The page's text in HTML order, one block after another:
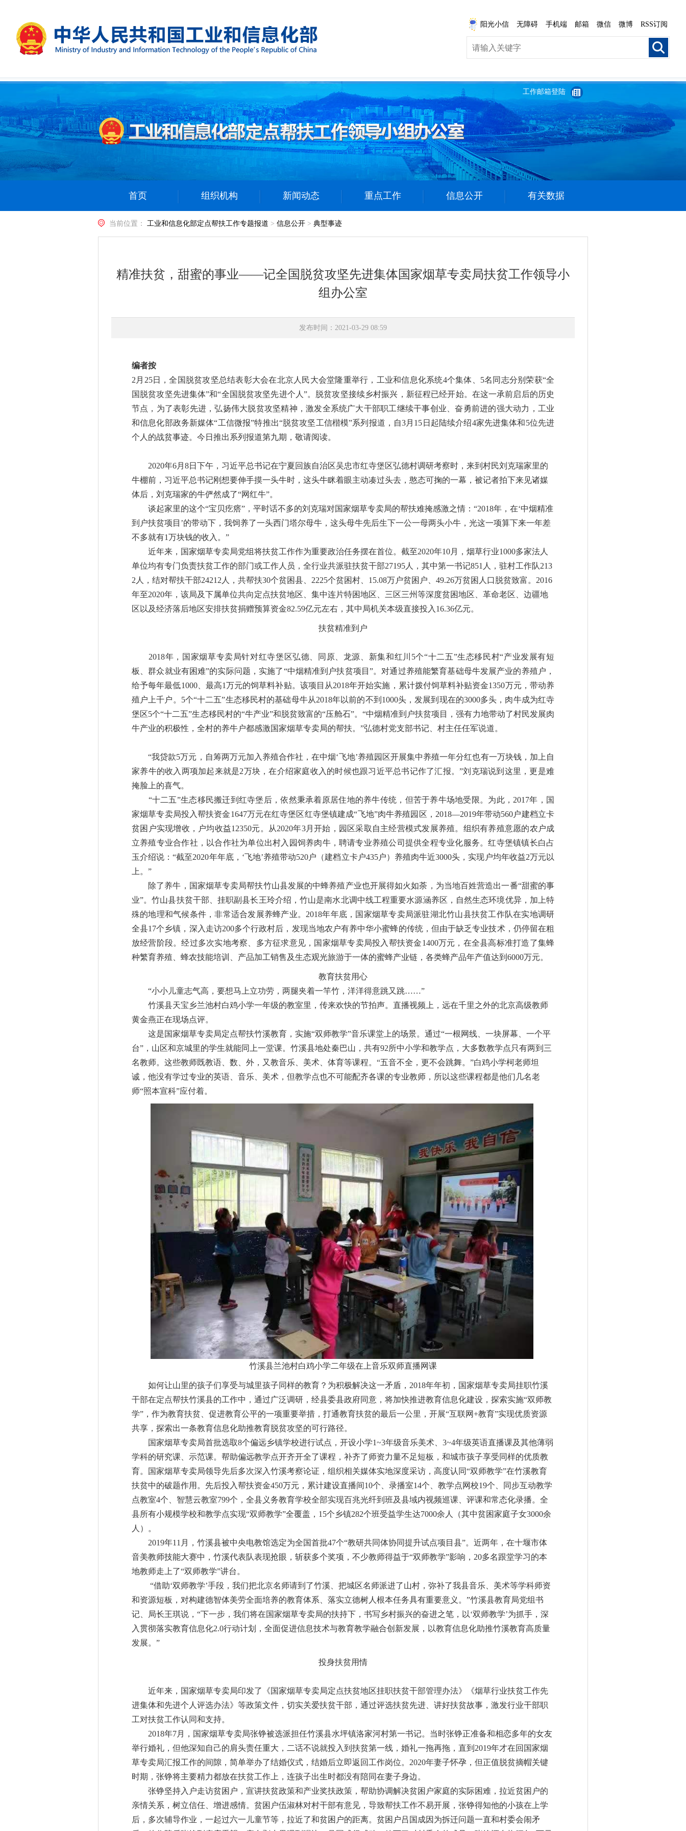
阳光小信 无障碍 手机端 邮箱 微信 微博 RSS订阅
工作邮箱登陆
首页 组织机构 新闻动态 重点工作 信息公开 有关数据
当前位置： 工业和信息化部定点帮扶工作专题报道 > 信息公开 > 典型事迹
精准扶贫，甜蜜的事业——记全国脱贫攻坚先进集体国家烟草专卖局扶贫工作领导小
组办公室
发布时间：2021-03-29 08:59
编者按
2月25日，全国脱贫攻坚总结表彰大会在北京人民大会堂隆重举行，工业和信息化系统4个集体、5名同志分别荣获“全
国脱贫攻坚先进集体”和“全国脱贫攻坚先进个人”。脱贫攻坚接续乡村振兴，新征程已经开始。在这一承前启后的历史
节点，为了表彰先进，弘扬伟大脱贫攻坚精神，激发全系统广大干部职工继续干事创业、奋勇前进的强大动力，工业
和信息化部政务新媒体“工信微报”特推出“脱贫攻坚工信楷模”系列报道，自3月15日起陆续介绍4家先进集体和5位先进
个人的战贫事迹。今日推出系列报道第九期，敬请阅读。
2020年6月8日下午，习近平总书记在宁夏回族自治区吴忠市红寺堡区弘德村调研考察时，来到村民刘克瑞家里的
牛棚前，习近平总书记刚想要伸手摸一头牛时，这头牛眯着眼主动凑过头去，憨态可掬的一幕，被记者拍下来见诸媒
体后，刘克瑞家的牛俨然成了“网红牛”。
谈起家里的这个“宝贝疙瘩”，平时话不多的刘克瑞对国家烟草专卖局的帮扶难掩感激之情：“2018年，在‘中烟精准
到户扶贫项目’的带动下，我饲养了一头西门塔尔母牛，这头母牛先后生下一公一母两头小牛，光这一项算下来一年差
不多就有1万块钱的收入。”
近年来，国家烟草专卖局党组将扶贫工作作为重要政治任务摆在首位。截至2020年10月，烟草行业1000多家法人
单位均有专门负责扶贫工作的部门或工作人员，全行业共派驻扶贫干部27195人，其中第一书记851人，驻村工作队213
2人，结对帮扶干部24212人，共帮扶30个贫困县、2225个贫困村、15.08万户贫困户、49.26万贫困人口脱贫致富。2016
年至2020年，该局及下属单位共向定点扶贫地区、集中连片特困地区、三区三州等深度贫困地区、革命老区、边疆地
区以及经济落后地区安排扶贫捐赠预算资金82.59亿元左右，其中局机关本级直接投入16.36亿元。
扶贫精准到户
2018年，国家烟草专卖局针对红寺堡区弘德、同原、龙源、新集和红川5个“十二五”生态移民村“产业发展有短
板、群众就业有困难”的实际问题，实施了“中烟精准到户扶贫项目”。对通过养殖能繁育基础母牛发展产业的养殖户，
给予每年最低1000、最高1万元的饲草料补贴。该项目从2018年开始实施，累计拨付饲草料补贴资金1350万元，带动养
殖户上千户。5个“十二五”生态移民村的基础母牛从2018年以前的不到1000头，发展到现在的3000多头，肉牛成为红寺
堡区5个“十二五”生态移民村的“牛产业”和脱贫致富的“压舱石”。“中烟精准到户扶贫项目，强有力地带动了村民发展肉
牛产业的积极性，全村的养牛户都感激国家烟草专卖局的帮扶。”弘德村党支部书记、村主任任军说道。
“我贷款5万元，自筹两万元加入养殖合作社，在中烟‘飞地’养殖园区开展集中养殖一年分红也有一万块钱，加上自
家养牛的收入两项加起来就是2万块，在介绍家庭收入的时候也跟习近平总书记作了汇报。”刘克瑞说到这里，更是难
掩脸上的喜气。
“十二五”生态移民搬迁到红寺堡后，依然秉承着原居住地的养牛传统，但苦于养牛场地受限。为此，2017年，国
家烟草专卖局投入帮扶资金1647万元在红寺堡区红寺堡镇建成“飞地”肉牛养殖园区，2018—2019年带动560户建档立卡
贫困户实现增收，户均收益12350元。从2020年3月开始，园区采取自主经营模式发展养殖。组织有养殖意愿的农户成
立养殖专业合作社，以合作社为单位出村入园饲养肉牛，聘请专业养殖公司提供全程专业化服务。红寺堡镇镇长白占
玉介绍说：“截至2020年年底，‘飞地’养殖带动520户（建档立卡户435户）养殖肉牛近3000头，实现户均年收益2万元以
上。”
除了养牛，国家烟草专卖局帮扶竹山县发展的中蜂养殖产业也开展得如火如荼，为当地百姓营造出一番“甜蜜的事
业”。竹山县扶贫干部、挂职副县长王玲介绍，竹山是南水北调中线工程重要水源涵养区，自然生态环境优异，加上特
殊的地理和气候条件，非常适合发展养蜂产业。2018年年底，国家烟草专卖局派驻湖北竹山县扶贫工作队在实地调研
全县17个乡镇，深入走访200多个行政村后，发现当地农户有养中华小蜜蜂的传统，但由于缺乏专业技术，仍停留在粗
放经营阶段。经过多次实地考察、多方征求意见，国家烟草专卖局投入帮扶资金1400万元，在全县高标准打造了集蜂
种繁育养殖、蜂农技能培训、产品加工销售及生态观光旅游于一体的蜜蜂产业链，各类蜂产品年产值达到6000万元。
教育扶贫用心
“小小儿童志气高，要想马上立功劳，两腿夹着一竿竹，洋洋得意跳又跳……”
竹溪县天宝乡兰池村白鸡小学一年级的教室里，传来欢快的节拍声。直播视频上，远在千里之外的北京高级教师
黄金燕正在现场点评。
这是国家烟草专卖局定点帮扶竹溪教育，实施“双师教学”音乐课堂上的场景。通过“一根网线、一块屏幕、一个平
台”，山区和京城里的学生就能同上一堂课。竹溪县地处秦巴山，共有92所中小学和教学点，大多数教学点只有两到三
名教师。这些教师既教语、数、外，又教音乐、美术、体育等课程。“五音不全，更不会跳舞。”白鸡小学柯老师坦
诚，他没有学过专业的英语、音乐、美术，但教学点也不可能配齐各课的专业教师，所以这些课程都是他们几名老
师“照本宣科”应付着。
竹溪县兰池村白鸡小学二年级在上音乐双师直播网课
如何让山里的孩子们享受与城里孩子同样的教育？为积极解决这一矛盾， 2018年年初，国家烟草专卖局挂职竹溪
干部在定点帮扶竹溪县的工作中，通过广泛调研，经县委县政府同意，将加快推进教育信息化建设，探索实施“双师教
学”，作为教育扶贫、促进教育公平的一项重要举措，打通教育扶贫的最后一公里，开展“互联网+教育”实现优质资源
共享，探索出一条教育信息化助推教育脱贫攻坚的可行路径。
国家烟草专卖局首批选取8个偏远乡镇学校进行试点，开设小学1~3年级音乐美术、3~4年级英语直播课及其他薄弱
学科的研究课、示范课。帮助偏远教学点开齐开全了课程，补齐了师资力量不足短板，和城市孩子享受同样的优质教
育。国家烟草专卖局领导先后多次深入竹溪考察论证，组织相关媒体实地深度采访，高度认同“双师教学”在竹溪教育
扶贫中的破题作用。先后投入帮扶资金450万元，累计建设直播间10个、录播室14个、教学点网校19个、同步互动教学
点教室4个、智慧云教室799个，全县义务教育学校全部实现百兆光纤到班及县域内视频巡课、评课和常态化录播。全
县所有小规模学校和教学点实现“双师教学”全覆盖，15个乡镇282个班受益学生达7000余人（其中贫困家庭子女3000余
人）。
2019年11月，竹溪县被中央电教馆选定为全国首批47个“教研共同体协同提升试点项目县”。近两年，在十堰市体
音美教师技能大赛中，竹溪代表队表现抢眼，斩获多个奖项，不少教师得益于“双师教学”影响，20多名跟堂学习的本
地教师走上了“双师教学”讲台。
“借助‘双师教学’手段，我们把北京名师请到了竹溪、把城区名师派进了山村，弥补了我县音乐、美术等学科师资
和资源短板，对构建德智体美劳全面培养的教育体系、落实立德树人根本任务具有重要意义。”竹溪县教育局党组书
记、局长王琪说，“下一步，我们将在国家烟草专卖局的扶持下，书写乡村振兴的奋进之笔，以‘双师教学’为抓手，深
入贯彻落实教育信息化2.0行动计划，全面促进信息技术与教育教学融合创新发展，以教育信息化助推竹溪教育高质量
发展。”
投身扶贫用情
近年来，国家烟草专卖局印发了《国家烟草专卖局定点扶贫地区挂职扶贫干部管理办法》《烟草行业扶贫工作先
进集体和先进个人评选办法》等政策文件，切实关爱扶贫干部，通过评选扶贫先进、讲好扶贫故事，激发行业干部职
工对扶贫工作认同和支持。
2018年7月，国家烟草专卖局张铮被选派担任竹溪县水坪镇洛家河村第一书记。当时张铮正准备和相恋多年的女友
举行婚礼，但他深知自己的肩头责任重大，二话不说就投入到扶贫第一线，婚礼一拖再拖，直到2019年才在回国家烟
草专卖局汇报工作的间隙，简单举办了结婚仪式，结婚后立即返回工作岗位。2020年妻子怀孕，但正值脱贫摘帽关键
时期，张铮将主要精力都放在扶贫工作上，连孩子出生时都没有陪同在妻子身边。
张铮坚持入户走访贫困户，宣讲扶贫政策和产业奖扶政策，帮助协调解决贫困户家庭的实际困难，拉近贫困户的
亲情关系，树立信任、增进感情。贫困户伍淑林对村干部有意见，导致帮扶工作不易开展，张铮得知他的小孩在上学
后，多次辅导作业，一起过六一儿童节等，拉近了和贫困户的距离。贫困户吕国成因为拆迁问题一直和村委会闹矛